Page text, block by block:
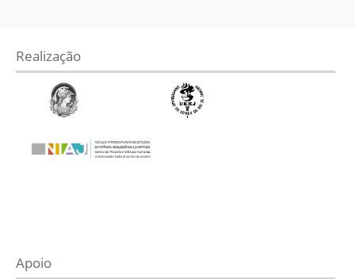
Realização
Apoio